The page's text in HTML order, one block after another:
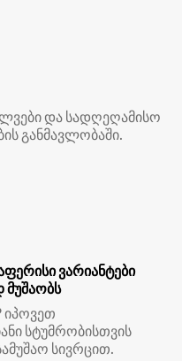
და სადღეღამისო
განმავლობაში.
ვარიანტები
მუშაობს
იპოვეთ
სტუმრობისთვის
სივრცით.